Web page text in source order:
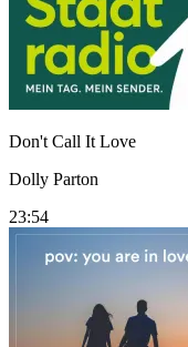
Don't Call It Love
Dolly Parton
23:54